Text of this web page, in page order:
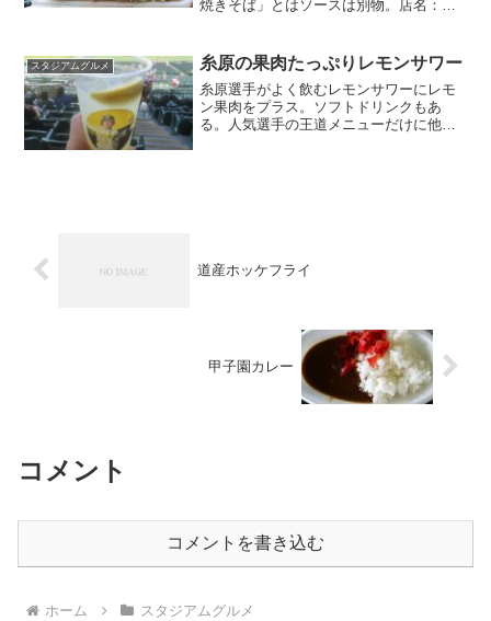
焼きそば」とはソースは別物。店名：鶴
スタジアムグルメ 糸原の果肉たっぷりレモンサワー
糸原選手がよく飲むレモンサワーにレモ
ン果肉をプラス。ソフトドリンクもあ
る。人気選手の王道メニューだけに他メ
道産ホッケフライ
甲子園カレー
コメント
コメントを書き込む
ホーム スタジアムグルメ